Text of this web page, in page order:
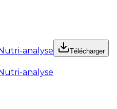
analyse
Télécharger
analyse